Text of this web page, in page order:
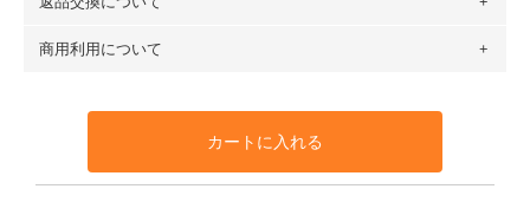
ットン（ダブルガーゼ）・100％コットン（ローン）・コッ
トンリネン（ビエラ織）・100％コットン（ツイル）・
100％コットン（キャンバス・11号帆布）です。
生地見本サンプル（無料）を購入する
・ネコポスでの配送は、布は2mまで型紙は2個までとなりま
も送料の表示が600円となり宅急便での配送となります。
となります。
※万が一、検品時に不備が見つかった場合は、4～5営業日後
※土日祝は営業日に含まれません。
・布はご注文後に注文数量のみをプリントするため、
購入後
や用尺をお間違えのないようお願いします。思っていた色味
と違う、などの理由での返品は承れません。予めご了承くだ
商用利用について
利用いただけます。「nunocoto fabric使用」といった記載
も不要です。（製品化した際に起こる全ての問題、クレーム
カートに入れる